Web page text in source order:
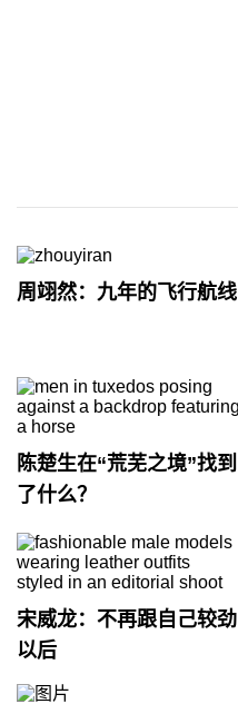
周翊然：九年的飞行航线
陈楚生在“荒芜之境”找到
了什么？
宋威龙：不再跟自己较劲
以后